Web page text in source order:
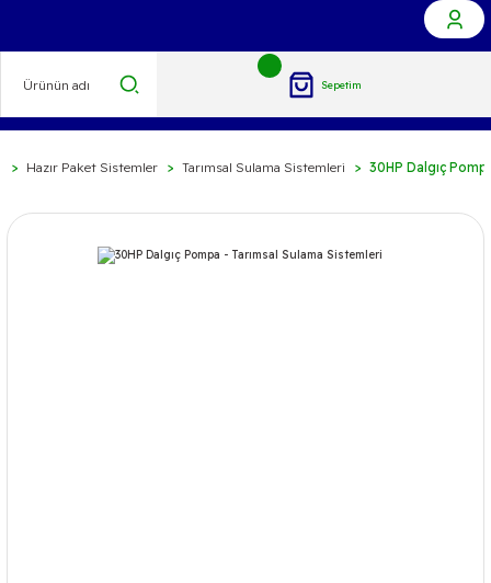
Sepetim
Hazır Paket Sistemler Tarımsal Sulama Sistemleri 30HP Dalgıç